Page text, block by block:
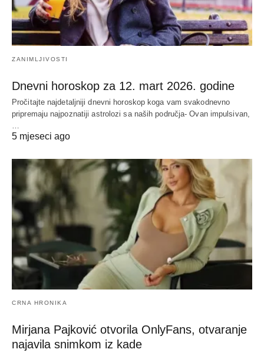
ZANIMLJIVOSTI
Dnevni horoskop za 12. mart 2026. godine
Pročitajte najdetaljniji dnevni horoskop koga vam svakodnevno
pripremaju najpoznatiji astrolozi sa naših područja- Ovan impulsivan,
5 mjeseci ago
CRNA HRONIKA
Mirjana Pajković otvorila OnlyFans, otvaranje
najavila snimkom iz kade